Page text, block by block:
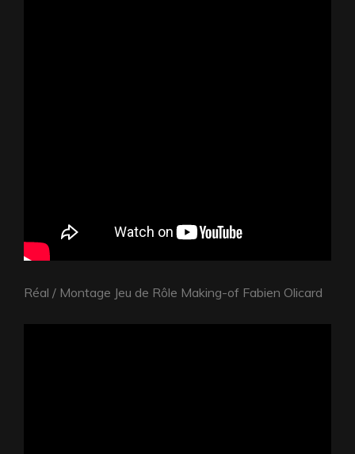
Réal / Montage Jeu de Rôle Making-of Fabien Olicard